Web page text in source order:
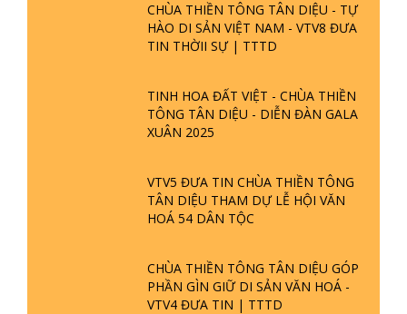
CHÙA THIỀN TÔNG TÂN DIỆU - TỰ
HÀO DI SẢN VIỆT NAM - VTV8 ĐƯA
TIN THỜII SỰ | TTTD
TINH HOA ĐẤT VIỆT - CHÙA THIỀN
TÔNG TÂN DIỆU - DIỄN ĐÀN GALA
XUÂN 2025
VTV5 ĐƯA TIN CHÙA THIỀN TÔNG
TÂN DIỆU THAM DỰ LỄ HỘI VĂN
HOÁ 54 DÂN TỘC
CHÙA THIỀN TÔNG TÂN DIỆU GÓP
PHẦN GÌN GIỮ DI SẢN VĂN HOÁ -
VTV4 ĐƯA TIN | TTTD